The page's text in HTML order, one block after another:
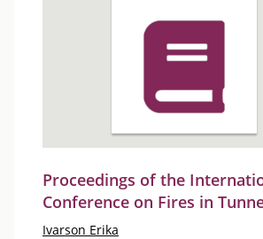
Proceedings of the
Conference on Fires in
Ivarson Erika